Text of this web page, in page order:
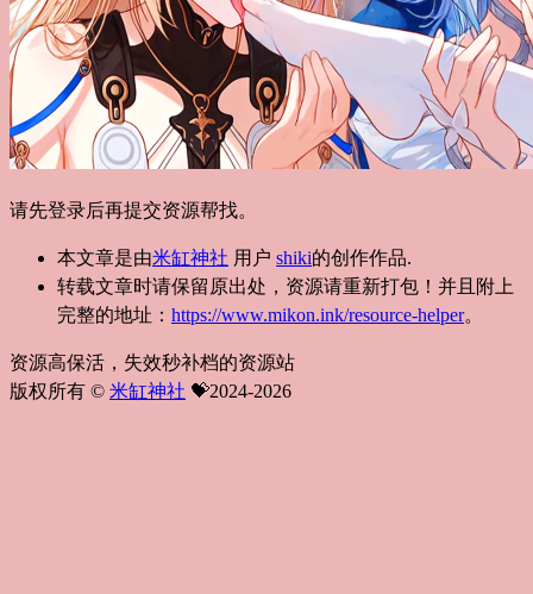
请先登录后再提交资源帮找。
本文章是由米缸神社 用户 shiki的创作作品.
转载文章时请保留原出处，资源请重新打包！并且附上
完整的地址： https://www.mikon.ink/resource-helper。
资源高保活，失效秒补档的资源站
版权所有 © 米缸神社 💝2024-2026